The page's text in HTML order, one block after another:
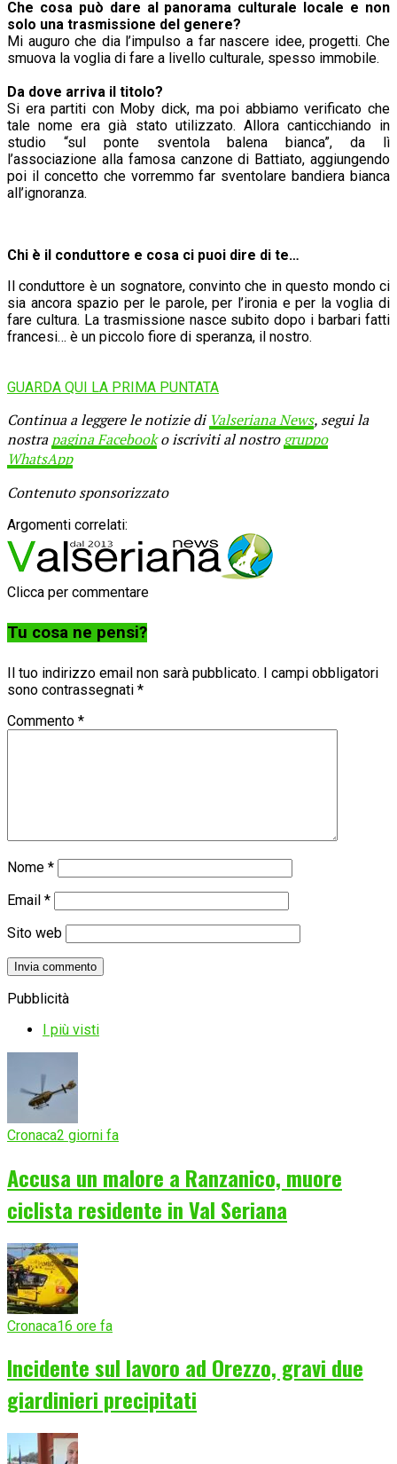
Che cosa può dare al panorama culturale locale e non
solo una trasmissione del genere?
Mi auguro che dia l’impulso a far nascere idee, progetti. Che
smuova la voglia di fare a livello culturale, spesso immobile.
Da dove arriva il titolo?
Si era partiti con Moby dick, ma poi abbiamo verificato che
tale nome era già stato utilizzato. Allora canticchiando in
studio “sul ponte sventola balena bianca”, da lì
l’associazione alla famosa canzone di Battiato, aggiungendo
poi il concetto che vorremmo far sventolare bandiera bianca
all’ignoranza.
Chi è il conduttore e cosa ci puoi dire di te…
Il conduttore è un sognatore, convinto che in questo mondo ci
sia ancora spazio per le parole, per l’ironia e per la voglia di
fare cultura. La trasmissione nasce subito dopo i barbari fatti
francesi… è un piccolo fiore di speranza, il nostro.
GUARDA QUI LA PRIMA PUNTATA
Continua a leggere le notizie di Valseriana News, segui la
nostrapagina Facebooko iscriviti al nostrogruppo
WhatsApp
Contenuto sponsorizzato
Argomenti correlati:
Clicca per commentare
Tu cosa ne pensi?
Il tuo indirizzo email non sarà pubblicato. I campi obbligatori
sono contrassegnati *
Commento *
Nome *
Email *
Sito web
Pubblicità
I più visti
Cronaca2 giorni fa
Accusa un malore a Ranzanico, muore
ciclista residente in Val Seriana
Cronaca16 ore fa
Incidente sul lavoro ad Orezzo, gravi due
giardinieri precipitati